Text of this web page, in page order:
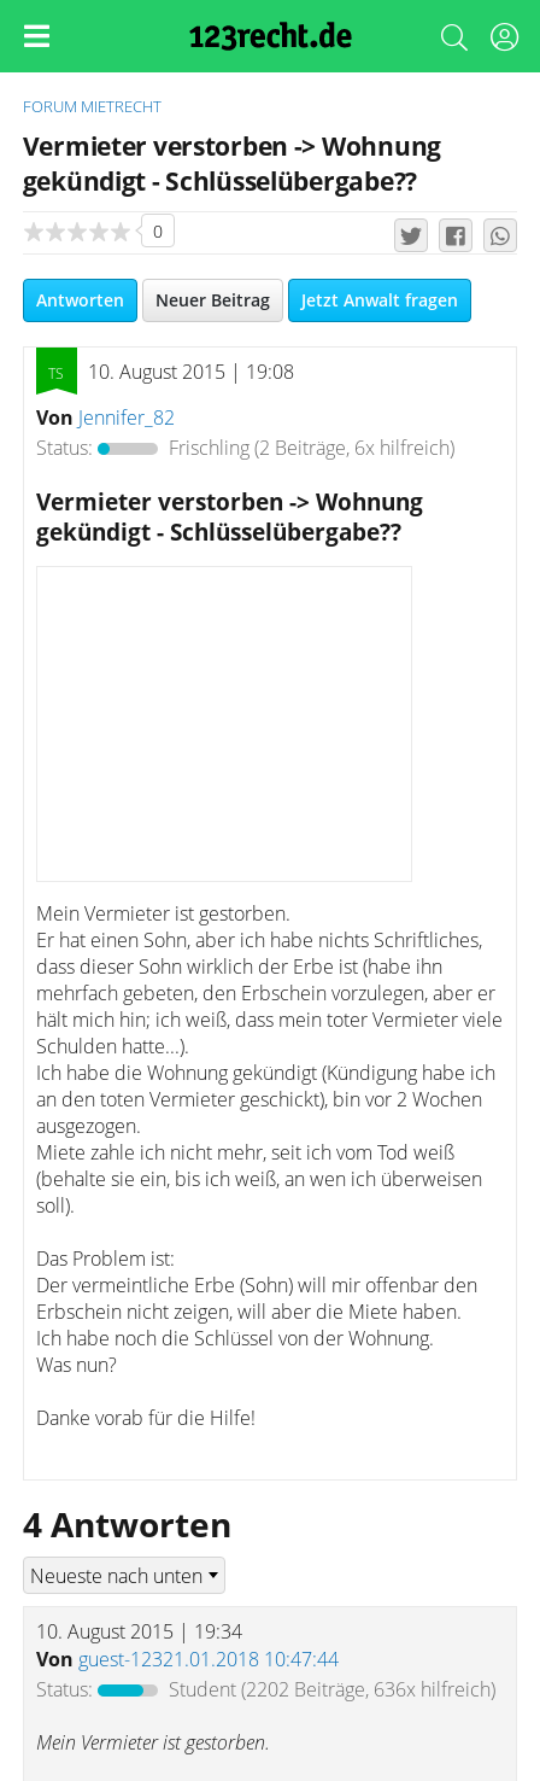
FORUM MIETRECHT
Vermieter verstorben -> Wohnung
gekündigt - Schlüsselübergabe??
0
Antworten Neuer Beitrag Jetzt Anwalt fragen
10. August 2015 | 19:08
Von Jennifer_82
Status:
Frischling(2 Beiträge, 6x hilfreich)
Vermieter verstorben -> Wohnung
gekündigt - Schlüsselübergabe??
Mein Vermieter ist gestorben.
Er hat einen Sohn, aber ich habe nichts Schriftliches,
dass dieser Sohn wirklich der Erbe ist (habe ihn
mehrfach gebeten, den Erbschein vorzulegen, aber er
hält mich hin; ich weiß, dass mein toter Vermieter viele
Schulden hatte...).
Ich habe die Wohnung gekündigt (Kündigung habe ich
an den toten Vermieter geschickt), bin vor 2 Wochen
ausgezogen.
Miete zahle ich nicht mehr, seit ich vom Tod weiß
(behalte sie ein, bis ich weiß, an wen ich überweisen
soll).
Das Problem ist:
Der vermeintliche Erbe (Sohn) will mir offenbar den
Erbschein nicht zeigen, will aber die Miete haben.
Ich habe noch die Schlüssel von der Wohnung.
Was nun?
Danke vorab für die Hilfe!
4 Antworten
10. August 2015 | 19:34
Von guest-12321.01.2018 10:47:44
Status:
Student(2202 Beiträge, 636x hilfreich)
Mein Vermieter ist gestorben.